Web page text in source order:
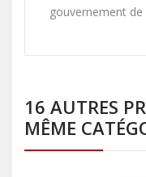
gouvernement de
16 AUTRES
MÊME